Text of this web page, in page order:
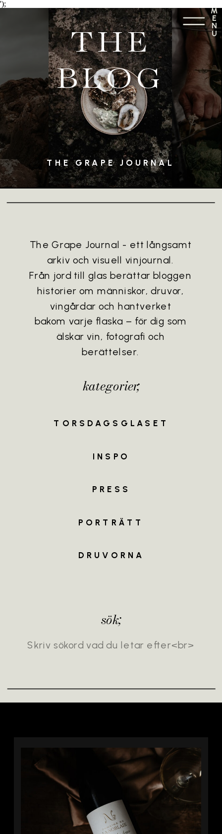
');
M
E
N
U
THE
BLOG
THE GRAPE JOURNAL
MEET
TEAM
Search
sök;
kategorier;
PORTRÄTT
PRESS
INSPO
TORSDAGSGLASET
DRUVORNA
The Grape Journal - ett långsamt
arkiv och visuell vinjournal.
Från jord till glas berättar bloggen
historier om människor, druvor,
vingårdar och hantverket
bakom varje flaska – för dig som
älskar vin, fotografi och
berättelser.